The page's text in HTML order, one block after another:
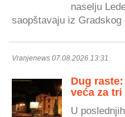
naselju
saopštavaju iz
Vranjenews 07.08.2026 13:31
Dug
veća za
U